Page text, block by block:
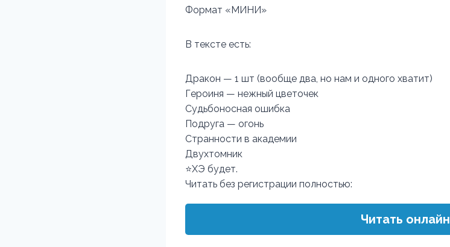
Формат «МИНИ»
В тексте есть:
Дракон — 1 шт (вообще два, но нам и одного хватит)
Героиня — нежный цветочек
Судьбоносная ошибка
Подруга — огонь
Странности в академии
Двухтомник
⭐ХЭ будет.
Читать без регистрации полностью:
Читать онлайн